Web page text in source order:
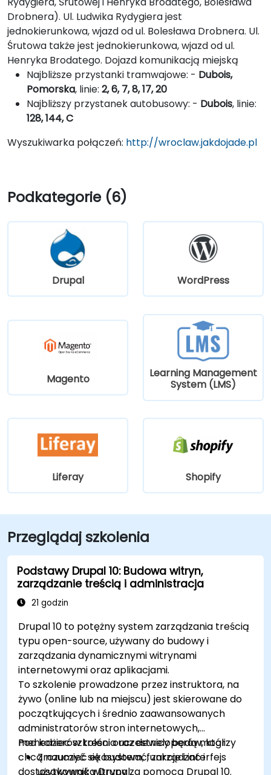
Drobnera). Ul. Ludwika Rydygiera jest
jednokierunkowa, wjazd od ul. Bolesława Drobnera. Ul.
Śrutowa także jest jednokierunkowa, wjazd od ul.
Henryka Brodatego. Dojazd komunikacją miejską
Najbliższe przystanki tramwajowe: - Dubois,
Pomorska, linie: 2, 6, 7, 8, 17, 20
Najbliższy przystanek autobusowy: - Dubois, linie:
128, 144, C
Wyszukiwarka połączeń: http://wroclaw.jakdojade.pl
Podkategorie (6)
Drupal WordPress
Magento
Learning Management
System (LMS)
Liferay Shopify
Przeglądaj szkolenia
Podstawy Drupal 10: Budowa witryn,
zarządzanie treścią i administracja
21 godzin
Drupal 10 to potężny system zarządzania treścią
typu open-source, używany do budowy i
zarządzania dynamicznymi witrynami
internetowymi oraz aplikacjami.
To szkolenie prowadzone przez instruktora, na
żywo (online lub na miejscu) jest skierowane do
początkujących i średnio zaawansowanych
administratorów stron internetowych,
menedżerów treści oraz deweloperów, którzy
chcą nauczyć się budować, zarządzać i
dostosowywać witryny za pomocą Drupal 10.
Pod koniec szkolenia uczestnicy będą mogli:
Zrozumieć ekosystem, funkcje i interfejs
użytkownika Drupal.